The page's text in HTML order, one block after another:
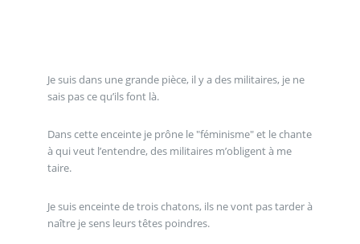
Je suis dans une grande pièce, il y a des militaires, je ne
sais pas ce qu’ils font là.
Dans cette enceinte je prône le "féminisme" et le chante
à qui veut l’entendre, des militaires m’obligent à me
taire.
Je suis enceinte de trois chatons, ils ne vont pas tarder à
naître je sens leurs têtes poindres.